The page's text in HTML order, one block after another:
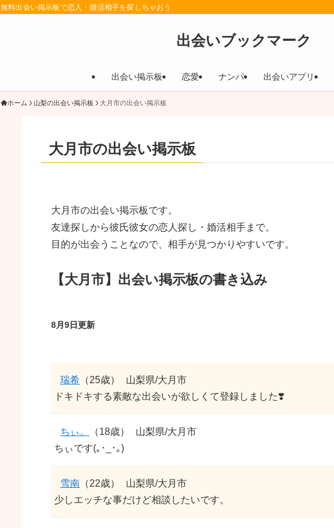
無料出会い掲示板で恋人・婚活相手を探しちゃおう
出会いブックマーク
出会い掲示板 恋愛 ナンパ 出会いアプリ
ホーム 山梨の出会い掲示板 大月市の出会い掲示板
大月市の出会い掲示板
大月市の出会い掲示板です。
友達探しから彼氏彼女の恋人探し・婚活相手まで。
目的が出会うことなので、相手が見つかりやすいです。
【大月市】出会い掲示板の書き込み
8月9日更新
瑞希 （25歳）
山梨県/大月市
ドキドキする素敵な出会いが欲しくて登録しました❣️
ちぃ。 （18歳）
山梨県/大月市
ちぃです(｡･_･｡)
雪南 （22歳）
山梨県/大月市
少しエッチな事だけど相談したいです。